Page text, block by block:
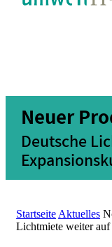
Neuer
Deutsche
Startseite Aktuelles
Lichtmiete weiter